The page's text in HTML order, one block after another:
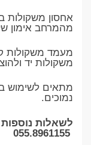
אחסון
מהמרחב אימון
מעמד משקולות
משקולות יד
מתאים לשימוש
נמוכים.
לשאלות נוספות
055.8961155